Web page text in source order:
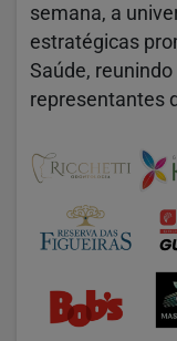
semana, a
estratégicas
Saúde,
representantes